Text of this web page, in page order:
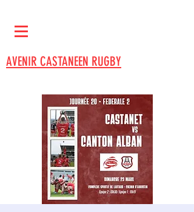
AVENIR CASTANEEN RUGBY